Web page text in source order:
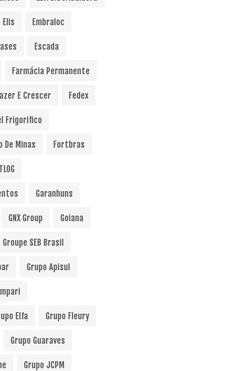
Elis Embraloc
Escada
Farmácia Permanente
E Crescer Fedex
Frigorifico
De Minas Fortbras
Garanhuns
GNX Group Goiana
Groupe SEB Brasil
Grupo Apisul
Elfa Grupo Fleury
Grupo Guaraves
Grupo JCPM